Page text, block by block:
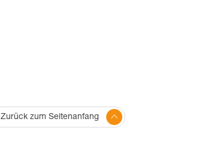
Zurück zum Seitenanfang